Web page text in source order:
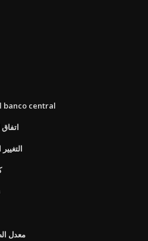
banco central
معدل